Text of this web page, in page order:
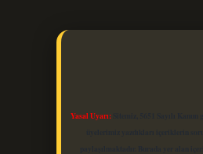
Yasal Uyarı:Sitemiz, 5651 Sayılı